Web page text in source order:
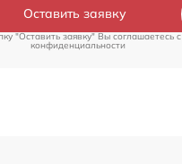
Оставить заявку
"Оставить заявку" Вы соглашаетесь c
конфиденциальности